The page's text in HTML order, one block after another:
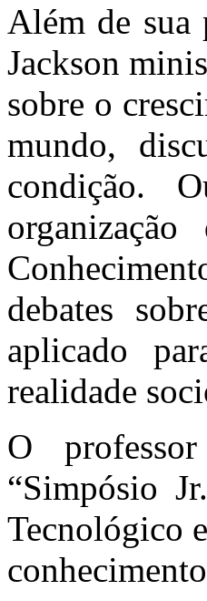
Além de sua
Jackson
sobre o
mundo,
condição.
debates
aplicado
realidade
O
“Simpósio
Tecnológico